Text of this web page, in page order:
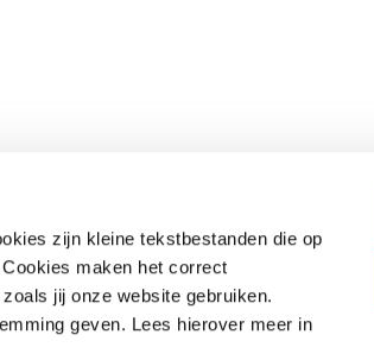
zijn kleine tekstbestanden die op
maken het correct
jij onze website gebruiken.
geven. Lees hierover meer in